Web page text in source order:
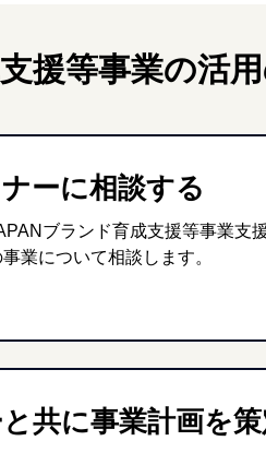
援等事業の活
ーに相談する
ブランド育成支援等事業支
業について相談します。
共に事業計画を策